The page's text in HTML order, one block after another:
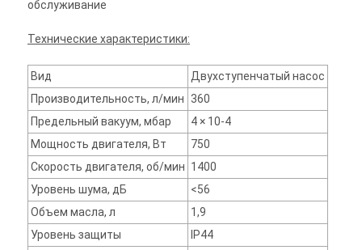
обслуживание
Технические характеристики:
Вид
Двухступенчатый насос
Производительность, л/мин
360
Предельный вакуум, мбар
4 × 10-4
Мощность двигателя, Вт
750
Скорость двигателя, об/мин 1400
Уровень шума, дБ
<56
Объем масла, л
1,9
Уровень защиты
IP44